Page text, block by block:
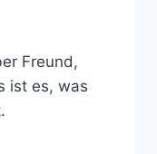
Freund,
ist es, was